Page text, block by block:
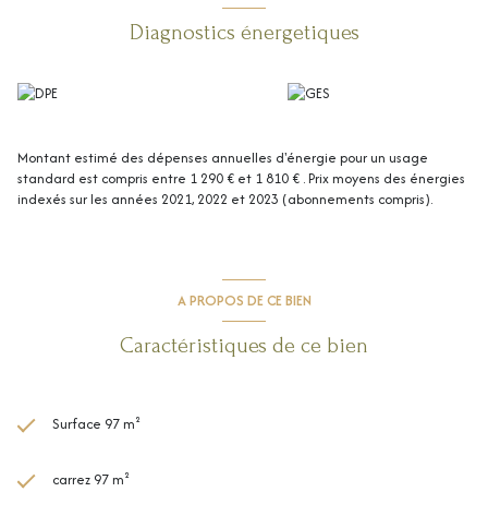
piscine récente et sécurisée, idéale pour les beaux jours. Ainsi qu'un
forage un véritable atout pour la piscine, l’arrosage et l’entretien du
À l’étage, l’espace nuit se compose de 4 chambres, d’un dressing ainsi
que d’une salle d’eau avec toilette.
Une maison chaleureuse et fonctionnelle, idéale pour une vie de famille
alliant tranquillité, confort et proximité des commodités et pôles
économiques de la région.
Diagnostics énergetiques
Montant estimé des dépenses annuelles d'énergie pour un usage
standard est compris entre 1 290 € et 1 810 € . Prix moyens des énergies
indexés sur les années 2021, 2022 et 2023 (abonnements compris).
A PROPOS DE CE BIEN
Caractéristiques de ce bien
Surface 97 m²
carrez 97 m²